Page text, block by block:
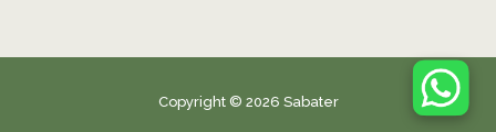
Copyright © 2026 Sabater